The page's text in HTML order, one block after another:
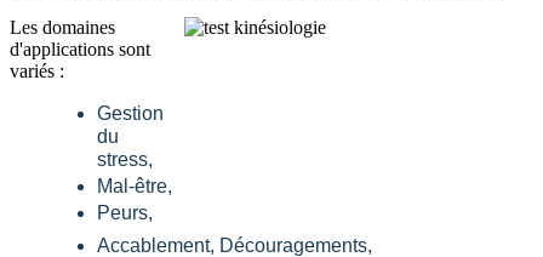
Les domaines
d'applications sont
variés :
Gestion
du
stress,
Mal-être,
Peurs,
Accablement, Découragements,